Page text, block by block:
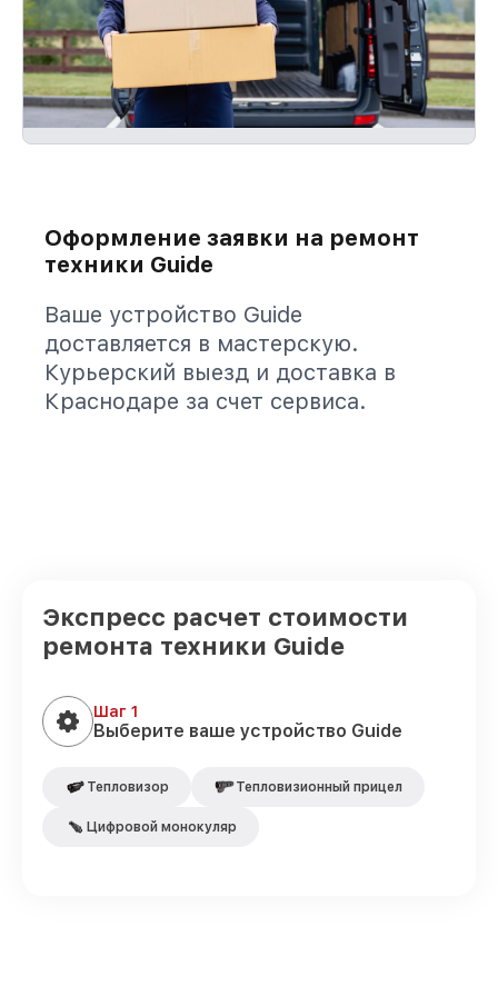
Оформление заявки на ремонт
техники Guide
Ваше устройство Guide
доставляется в мастерскую.
Курьерский выезд и доставка в
Краснодаре за счет сервиса.
Экспресс расчет стоимости
ремонта техники Guide
Шаг 1
Выберите ваше устройство Guide
Тепловизор Тепловизионный прицел
Цифровой монокуляр